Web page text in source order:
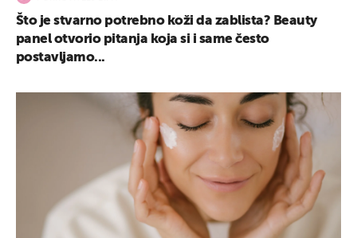
Što je stvarno potrebno koži da zablista? Beauty
panel otvorio pitanja koja si i same često
postavljamo...